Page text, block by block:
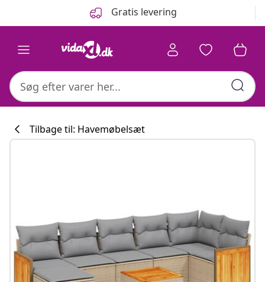
Gratis levering
#sharemevidaxl
Tilbage til: Havemøbelsæt